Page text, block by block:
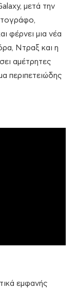
μετά την
φέρνει μια νέα
Ντραξ και η
αμέτρητες
περιπετειώδης
εμφανής